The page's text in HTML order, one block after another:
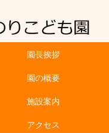
園長挨拶
園の概要
施設案内
アクセス